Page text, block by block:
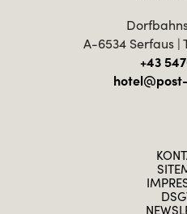
A-6534 Serfaus |
+43